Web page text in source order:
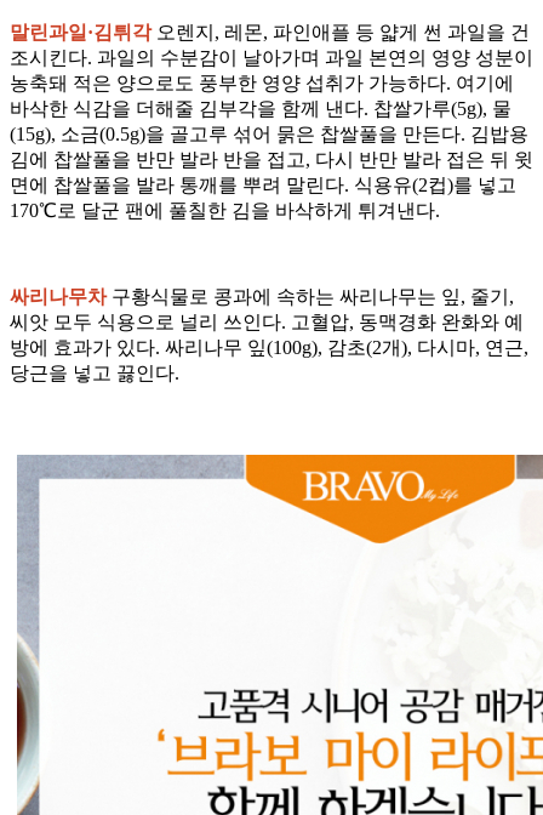
말린과일·김튀각오렌지, 레몬, 파인애플 등 얇게 썬 과일을 건
조시킨다. 과일의 수분감이 날아가며 과일 본연의 영양 성분이
농축돼 적은 양으로도 풍부한 영양 섭취가 가능하다. 여기에
바삭한 식감을 더해줄 김부각을 함께 낸다. 찹쌀가루(5g), 물
(15g), 소금(0.5g)을 골고루 섞어 묽은 찹쌀풀을 만든다. 김밥용
김에 찹쌀풀을 반만 발라 반을 접고, 다시 반만 발라 접은 뒤 윗
면에 찹쌀풀을 발라 통깨를 뿌려 말린다. 식용유(2컵)를 넣고
170℃로 달군 팬에 풀칠한 김을 바삭하게 튀겨낸다.
싸리나무차구황식물로 콩과에 속하는 싸리나무는 잎, 줄기,
씨앗 모두 식용으로 널리 쓰인다. 고혈압, 동맥경화 완화와 예
방에 효과가 있다. 싸리나무 잎(100g), 감초(2개), 다시마, 연근,
당근을 넣고 끓인다.